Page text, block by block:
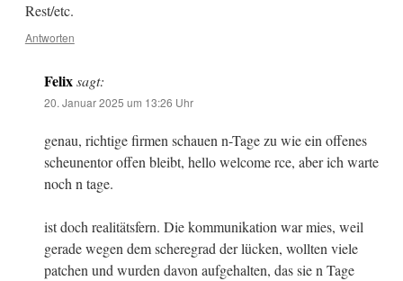
Rest/etc.
Antworten
Felix sagt:
20. Januar 2025 um 13:26 Uhr
genau, richtige firmen schauen n-Tage zu wie ein offenes
scheunentor offen bleibt, hello welcome rce, aber ich warte
noch n tage.
ist doch realitätsfern. Die kommunikation war mies, weil
gerade wegen dem scheregrad der lücken, wollten viele
patchen und wurden davon aufgehalten, das sie n Tage